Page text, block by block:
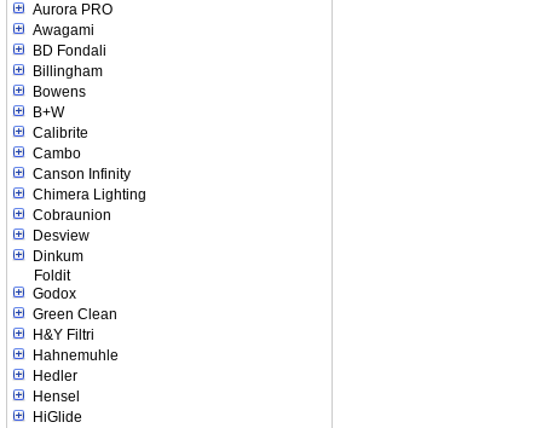
Aurora PRO
Awagami
BD Fondali
Billingham
Bowens
B+W
Calibrite
Cambo
Canson Infinity
Chimera Lighting
Cobraunion
Desview
Dinkum
Foldit
Godox
Green Clean
H&Y Filtri
Hahnemuhle
Hedler
Hensel
HiGlide